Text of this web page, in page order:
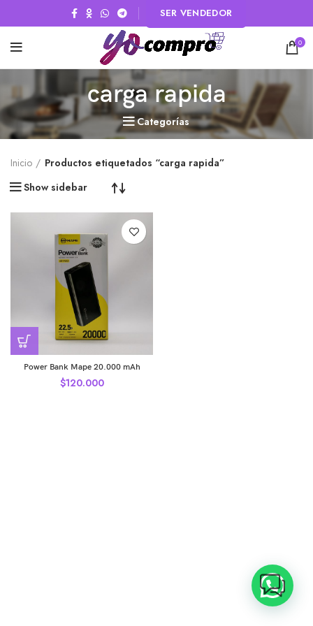
SER VENDEDOR
0
carga rapida
Categorías
Inicio
Productos etiquetados “carga rapida”
Show sidebar
Power Bank Mape 20.000 mAh
$120.000